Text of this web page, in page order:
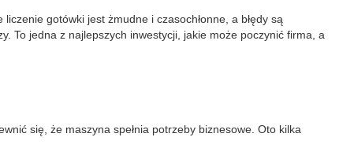
gotówki jest żmudne i czasochłonne, a błędy są
To jedna z najlepszych inwestycji, jakie może poczynić firma, a
się, że maszyna spełnia potrzeby biznesowe. Oto kilka